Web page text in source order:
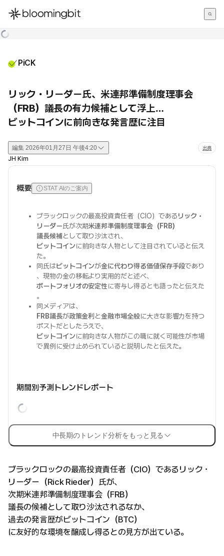
한국어
PiCK
リック・リーダー氏、米連邦準備制度理事会
（FRB）議長の有力候補として浮上…
ビットコインに前向きな発言歴に注目
編集 2026年01月27日 午後4:20 出典
JH Kim
概要 STAT AIのご案内
ブラックロックの最高投資責任者（CIO）であるリック・
リーダー氏が次期米連邦準備制度理事会（FRB）
議長候補として取り沙汰され、
ビットコインに前向きな人物として注目されていると伝え
た。
同氏はビットコインが金に代わり得る価値保存手段であり
、現物の金の移転より実用的だと述べ、
ポートフォリオの安定性に寄与し得るとも語ったと伝えた
。
同メディアは、
FRB議長が政策金利 と金融市場全般に大きな影響力を持つ
ポストだとしたうえで、
ビットコインに前向きな人物がこの職に就く可能性が市場
で異例に受け止められていると説明したと伝えた。
期間別予測トレンドレポート
中長期のトレンド分析をもっと見る
ブラックロックの最高投資責任者（CIO）であるリック・
リーダー（Rick Rieder）氏が、
次期米連邦準備制度理事会（FRB）
議長の候補として取り沙汰されるなか、
過去の発言歴がビットコイン（BTC）
に友好的な環境を醸成し得るとの見方が出ている。